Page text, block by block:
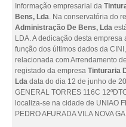
Informação empresarial da
Bens, Lda. Na conservatória do
Administração De Bens, Lda
LDA. A dedicação desta
função dos últimos dados da
relacionada com Arrendamento
registado da empresa Tinturaria
Lda data do dia 12 de junho de
GENERAL TORRES 116C
localiza-se na cidade de UNIAO
PEDRO AFURADA VILA NOVA